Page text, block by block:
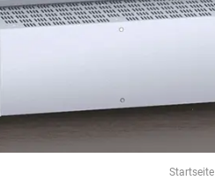
Startseite